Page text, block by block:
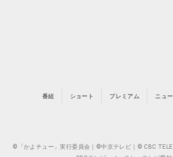
番組 ショート プレミアム ニュ
©「かよチュー」実行委員会｜©中京テレビ｜© CBC